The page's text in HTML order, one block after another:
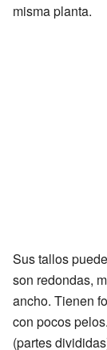
misma planta.
Sus tallos
son redondas,
ancho. Tienen
con pocos
(partes